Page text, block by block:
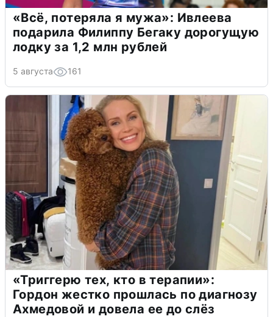
«Всё, потеряла я мужа»: Ивлеева
подарила Филиппу Бегаку дорогущую
лодку за 1,2 млн рублей
5 августа 161
«Триггерю тех, кто в терапии»:
Гордон жестко прошлась по диагнозу
Ахмедовой и довела ее до слёз